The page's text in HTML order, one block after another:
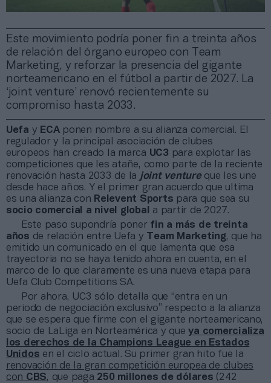
Este movimiento podría poner fin a treinta años
de relación del órgano europeo con Team
Marketing, y reforzar la presencia del gigante
norteamericano en el fútbol a partir de 2027. La
‘joint venture’ renovó recientemente su
compromiso hasta 2033.
Uefa y ECAponen nombre a su alianza comercial. El
regulador y la principal asociación de clubes
europeos han creado la marca UC3 para explotar las
competiciones que les atañe, como parte de la reciente
renovación hasta 2033 de la joint ventureque les une
desde hace años. Y el primer gran acuerdo que ultima
es una alianza con Relevent Sports para que sea su
socio comercial a nivel global
a partir de 2027.
Este paso supondría poner fin a más de treinta
años de relación entre Uefa y Team Marketing, que ha
emitido un comunicado en el que lamenta que esa
trayectoria no se haya tenido ahora en cuenta, en el
marco de lo que claramente es una nueva etapa para
Uefa Club Competitions SA.
Por ahora, UC3 sólo detalla que “entra en un
periodo de negociación exclusivo” respecto a la alianza
que se espera que firme con el gigante norteamericano,
socio de LaLiga en Norteamérica y queya comercializa
los derechos de la Champions League en Estados
Unidos en el ciclo actual. Su primer gran hito fue la
renovación de la gran competición europea de clubes
con CBS, que paga 250 millones de dólares (242